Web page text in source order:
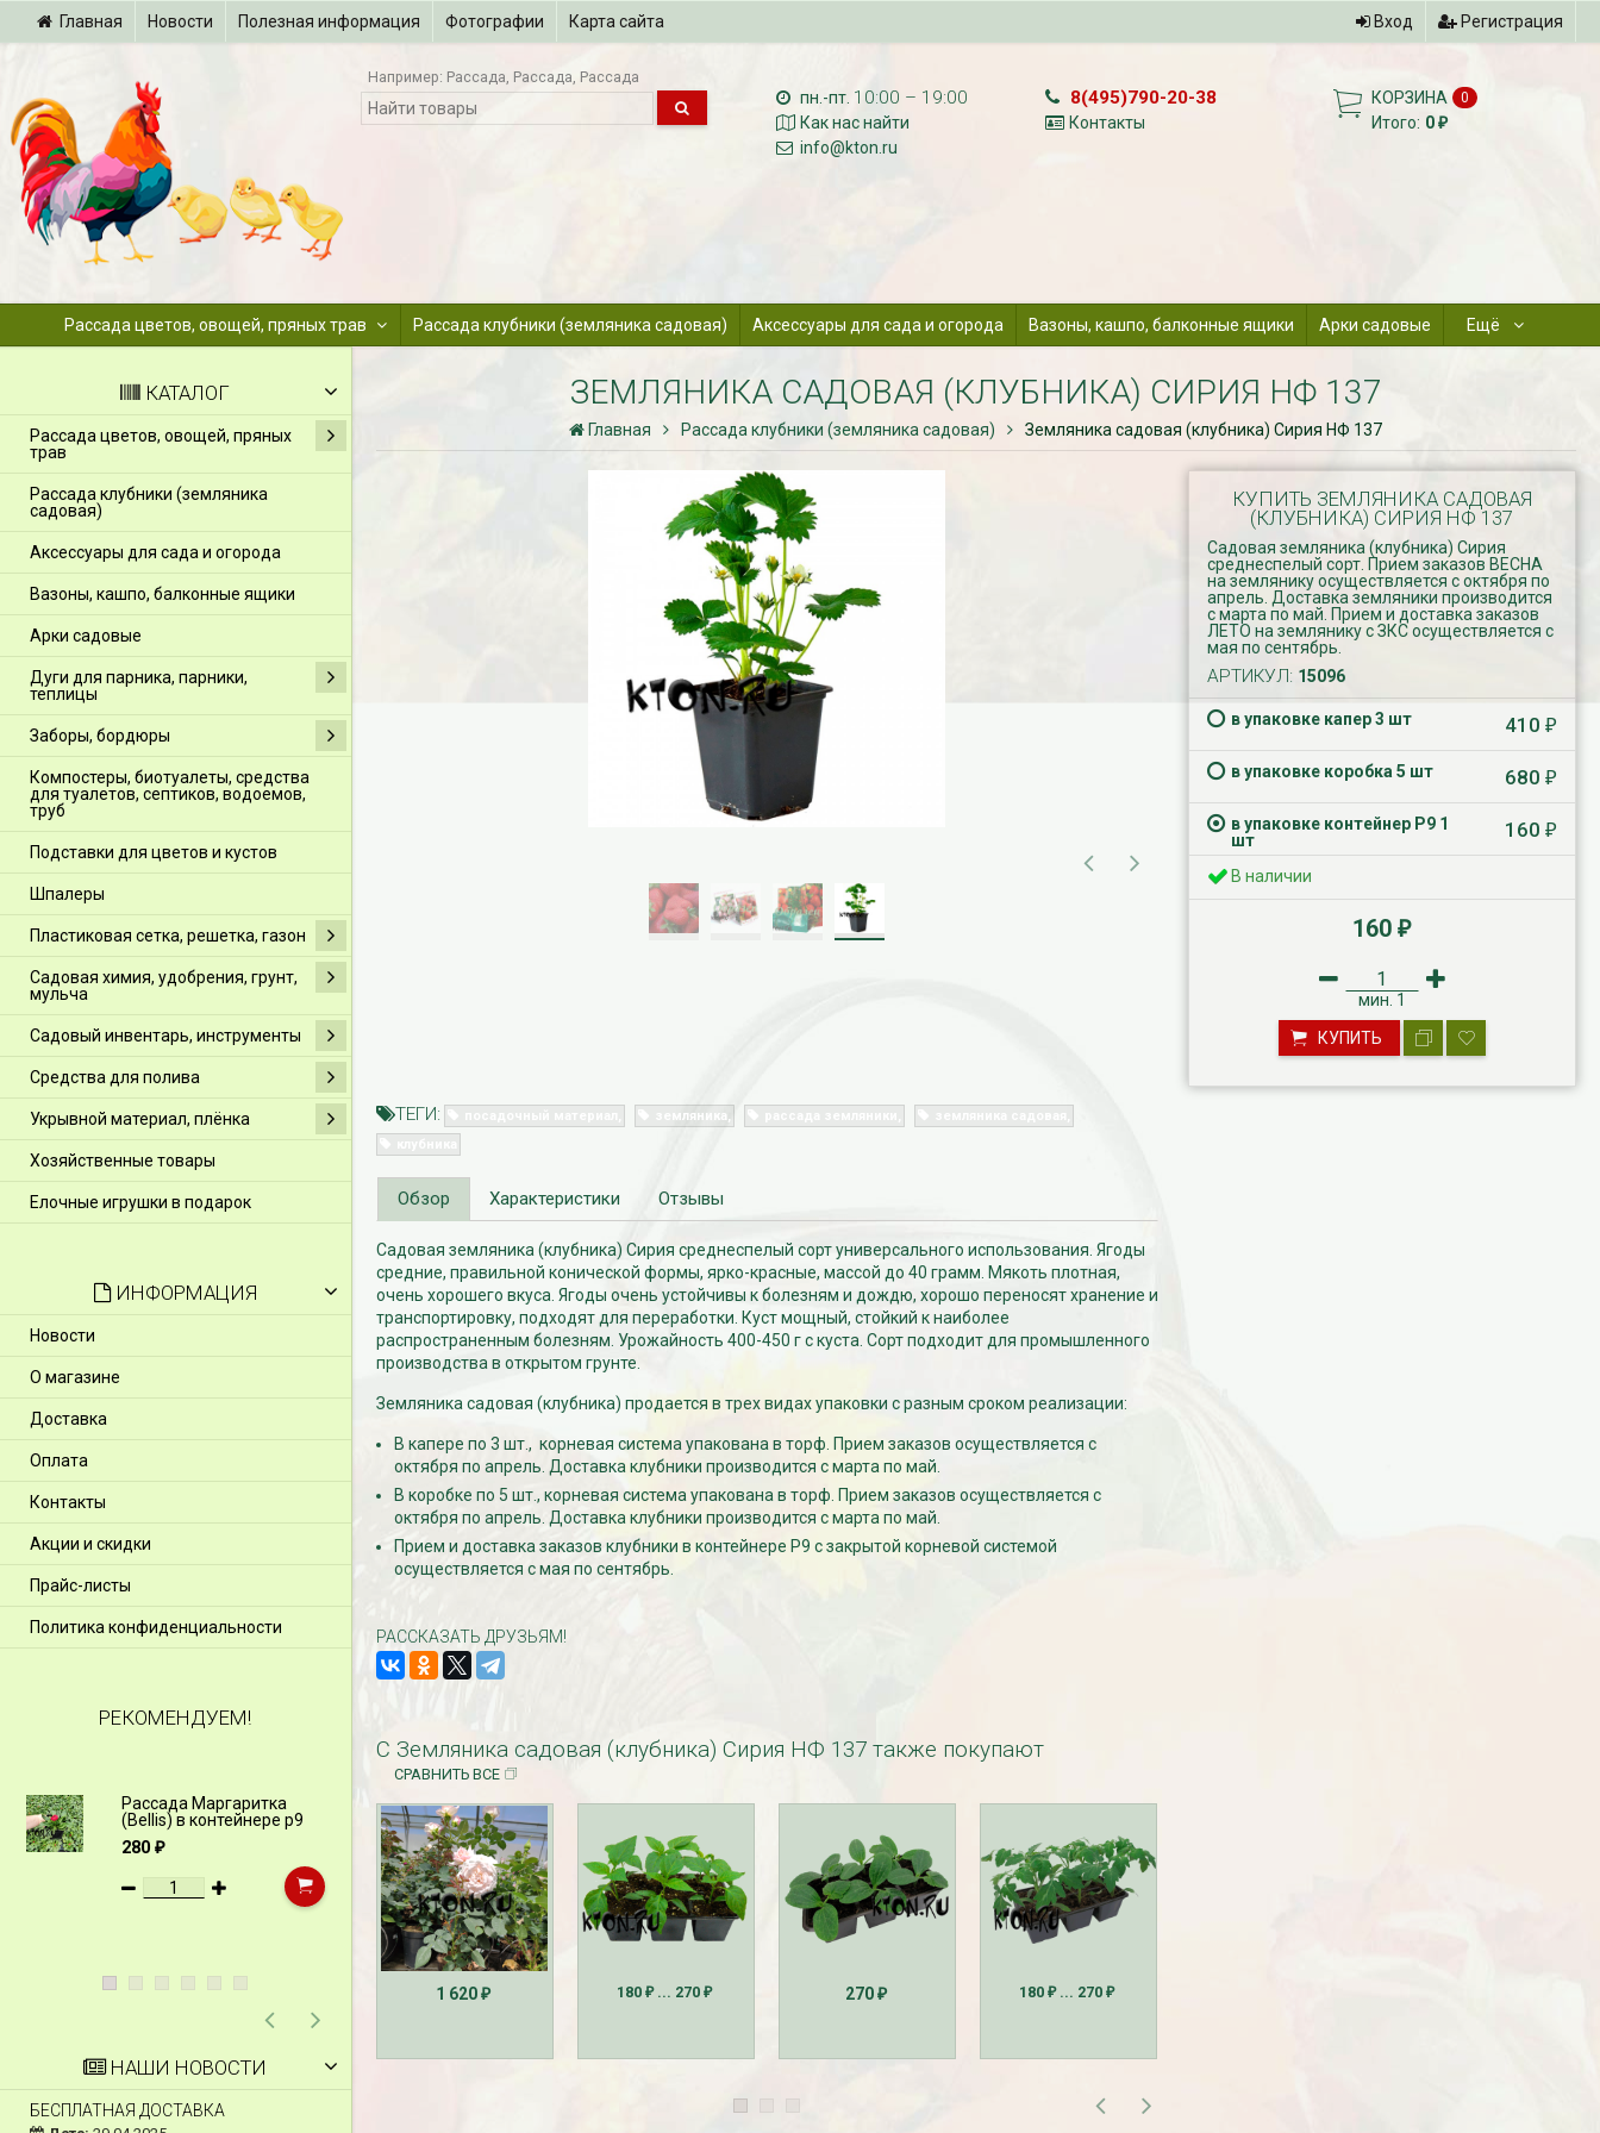
Главная Новости Полезная информация Фотографии Карта сайта Вход Регистрация
Например: Рассада Рассада Рассада
пн.-пт. 10:00 – 19:00
Как нас найти
info@kton.ru
8(495)790-20-38
Контакты
КОРЗИНА 0
Итого: 0₽
Рассада цветов, овощей, пряных трав Рассада клубники (земляника садовая) Аксессуары для сада и огорода Вазоны, кашпо, балконные ящики Арки садовые Ещё
КАТАЛОГ
Рассада цветов, овощей, пряных
трав
Рассада клубники (земляника
садовая)
Аксессуары для сада и огорода
Вазоны, кашпо, балконные ящики
Арки садовые
Дуги для парника, парники,
теплицы
Заборы, бордюры
Компостеры, биотуалеты, средства
для туалетов, септиков, водоемов,
труб
Подставки для цветов и кустов
Шпалеры
Пластиковая сетка, решетка, газон
Садовая химия, удобрения, грунт,
мульча
Садовый инвентарь, инструменты
Средства для полива
Укрывной материал, плёнка
Хозяйственные товары
Елочные игрушки в подарок
ИНФОРМАЦИЯ
Новости
О магазине
Доставка
Оплата
Контакты
Акции и скидки
Прайс-листы
Политика конфиденциальности
РЕКОМЕНДУЕМ!
Рассада Маргаритка
(Bellis) в контейнере p9
280₽
Рассада Незабудка
(Myosotis) в контейнере
p9
340₽
Рассада Колокольчик
carpatica) в контейнере
340₽
Рассада Земляника
d21
800₽
НАШИ НОВОСТИ
БЕСПЛАТНАЯ ДОСТАВКА БЕСПЛАТНАЯ ДОСТАВКА БЕСПЛАТНАЯ ДОСТАВКА
ЗЕМЛЯНИКА САДОВАЯ (КЛУБНИКА) СИРИЯ НФ 137
Главная Рассада клубники (земляника садовая) Земляника садовая (клубника) Сирия НФ 137
КУПИТЬ ЗЕМЛЯНИКА САДОВАЯ
(КЛУБНИКА) СИРИЯ НФ 137
Садовая земляника (клубника) Сирия
среднеспелый сорт. Прием заказов ВЕСНА
на землянику осуществляется с октября по
апрель. Доставка земляники производится
с марта по май. Прием и доставка заказов
ЛЕТО на землянику с ЗКС осуществляется с
мая по сентябрь.
АРТИКУЛ: 15096
в упаковке капер 3 шт 410 ₽
в упаковке коробка 5 шт 680 ₽
в упаковке контейнер Р9 1
шт
160 ₽
В наличии
160₽
мин. 1
КУПИТЬ
ТЕГИ: земляника
Обзор Характеристики Отзывы
Садовая земляника (клубника) Сирия среднеспелый сорт универсального использования. Ягоды
средние, правильной конической формы, ярко-красные, массой до 40 грамм. Мякоть плотная,
очень хорошего вкуса. Ягоды очень устойчивы к болезням и дождю, хорошо переносят хранение и
транспортировку, подходят для переработки. Куст мощный, стойкий к наиболее
распространенным болезням. Урожайность 400-450 г с куста. Сорт подходит для промышленного
производства в открытом грунте.
Земляника садовая (клубника) продается в трех видах упаковки с разным сроком реализации:
В капере по 3 шт., корневая система упакована в торф. Прием заказов осуществляется с
октября по апрель. Доставка клубники производится с марта по май.
В коробке по 5 шт., корневая система упакована в торф. Прием заказов осуществляется с
октября по апрель. Доставка клубники производится с марта по май.
Прием и доставка заказов клубники в контейнере Р9 с закрытой корневой системой
осуществляется с мая по сентябрь.
РАССКАЗАТЬ ДРУЗЬЯМ!
С Земляника садовая (клубника) Сирия НФ 137 также покупают
СРАВНИТЬ ВСЕ
1 620₽ 180₽... 270₽ 270 ₽ 180₽... 270₽